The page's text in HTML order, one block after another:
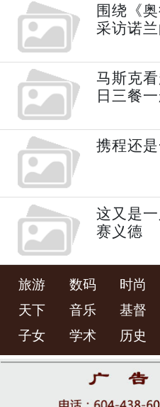
围绕《
采访诺
马斯克
日三餐
携程还
这又是
赛义德
旅游 数码 时尚
天下
音乐 基督
子女
学术 历史